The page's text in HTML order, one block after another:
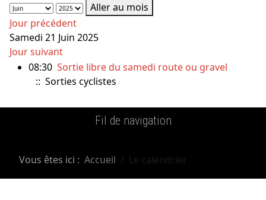
Aller au mois
Jour précédent
Samedi 21 Juin 2025
Jour suivant
08:30Sortie libre du samedi route ou gravel
:: Sorties cyclistes
Fil de navigation
Vous êtes ici :Accueil Le calendrier